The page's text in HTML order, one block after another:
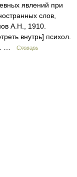
явлений при
слов,
А.Н., 1910.
внутрь] психол.
…
Словарь